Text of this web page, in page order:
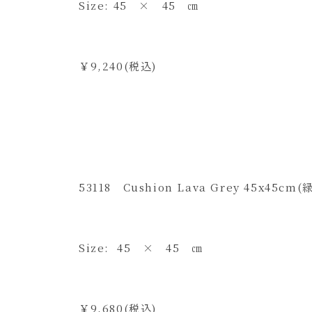
Size: 45 × 45 ㎝
￥9,240(税込)
53118 Cushion Lava Grey 45x45cm(緑
Size: 45 × 45 ㎝
￥9,680(税込)